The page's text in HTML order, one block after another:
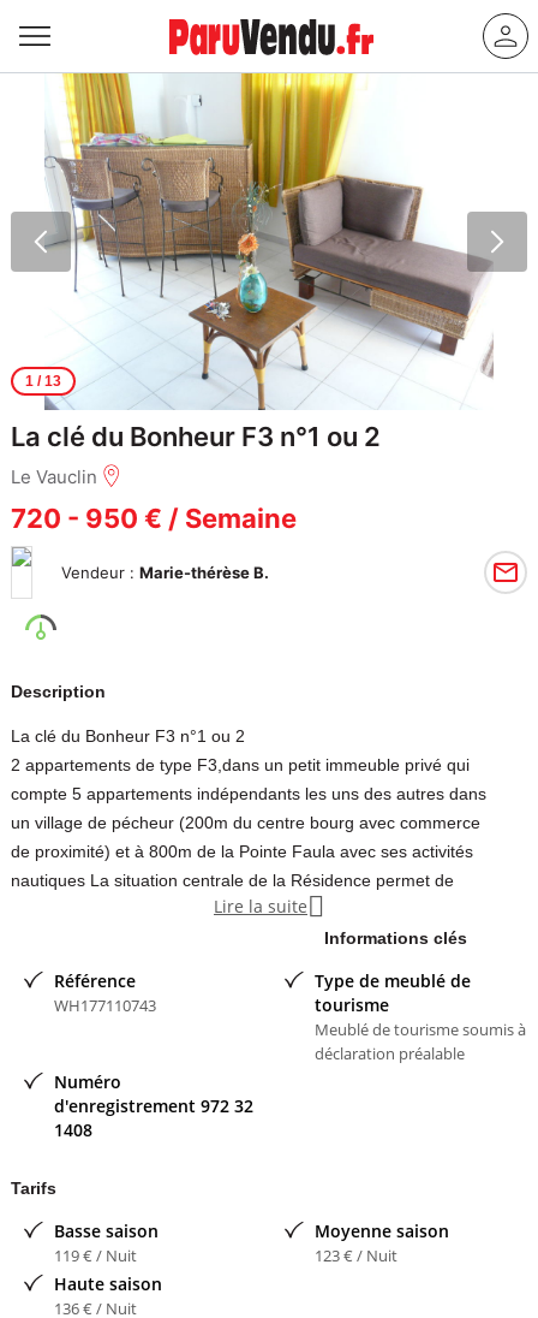
1/ 13
La clé du Bonheur F3 n°1 ou 2
Le Vauclin
720 - 950 € / Semaine
Vendeur : Marie-thérèse B.
Description
La clé du Bonheur F3 n°1 ou 2
2 appartements de type F3,dans un petit immeuble privé qui
compte 5 appartements indépendants les uns des autres dans
un village de pécheur (200m du centre bourg avec commerce
de proximité) et à 800m de la Pointe Faula avec ses activités
nautiques La situation centrale de la Résidence permet de
rayonner dans l'ile. Le Vauclin est sur la cote est de la Martinique.
Les appartements sont équipés et climatisés.
Contacter l'annonceur
- membre depuis 12 ans
Lire la suite 
Informations clés
Référence
WH177110743
Type de meublé de
tourisme
Meublé de tourisme soumis à
déclaration préalable
Numéro
d'enregistrement972 32
1408
Tarifs
Basse saison
119 € / Nuit
Moyenne saison
123 € / Nuit
Haute saison
136 € / Nuit